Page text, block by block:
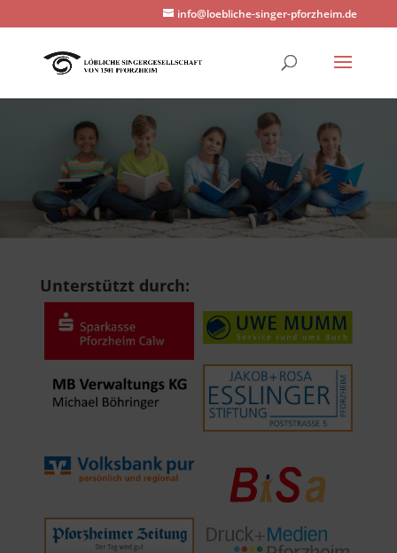
info@loebliche-singer-pforzheim.de
Unterstützt durch: